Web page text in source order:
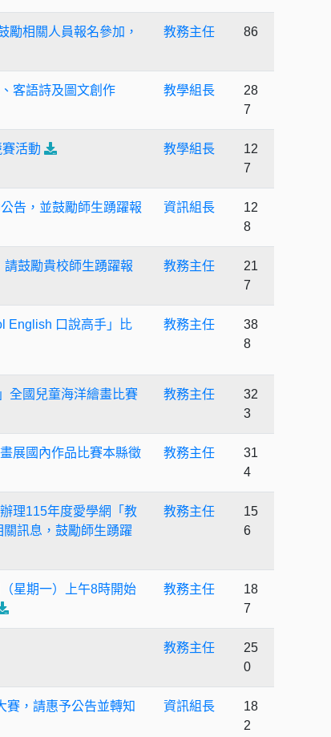
勵相關人員報名參加，
教務主任 86
客語詩及圖文創作 教學組長
28
7
活動 教學組長
12
7
告，並鼓勵師生踴躍報
資訊組長
12
8
鼓勵貴校師生踴躍報
教務主任
21
7
English ⼝說⾼⼿」比 教務主任
38
8
全國兒童海洋繪畫比賽
教務主任
32
3
展國內作品比賽本縣徵
教務主任
31
4
理115年度愛學網「教
訊息，鼓勵師生踴躍
教務主任
15
6
星期一）上午8時開始
教務主任
18
7
教務主任
25
0
賽，請惠予公告並轉知
資訊組長
18
2